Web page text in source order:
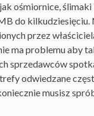
ośmiornice,
do kilkudziesięciu.
przez
ma problemu aby
sprzedawców
odwiedzane
musisz